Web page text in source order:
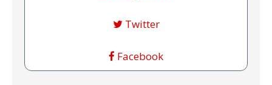
Twitter
Facebook